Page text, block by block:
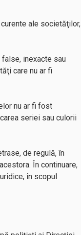
ale societăţilor,
inexacte sau
care nu ar fi
nu ar fi fost
seriei sau culorii
de regulă, în
În continuare,
în scopul